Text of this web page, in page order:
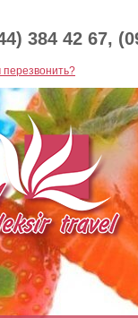
384 42 67,
перезвонить?